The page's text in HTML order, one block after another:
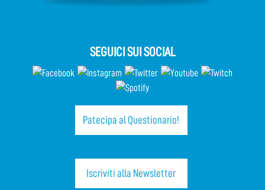
SEGUICI SUI SOCIAL
Patecipa al Questionario!
Iscriviti alla Newsletter